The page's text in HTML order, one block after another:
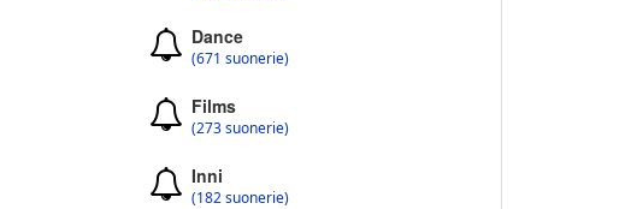
Dance
(671 suonerie)
Films
(273 suonerie)
Inni
(182 suonerie)